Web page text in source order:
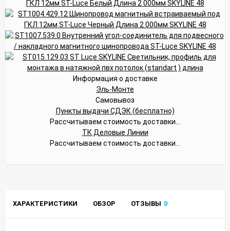
Информация о доставке
Эль-Монте
Самовывоз
Пункты выдачи СДЭК (бесплатно)
Рассчитываем стоимость доставки...
ТК Деловые Линии
Рассчитываем стоимость доставки...
ХАРАКТЕРИСТИКИ ОБЗОР ОТЗЫВЫ 0